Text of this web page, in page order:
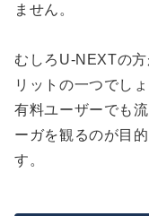
ません。
むしろU-NEXTの
リットの一つでし
有料ユーザーでも
ーガを観るのが目
す。